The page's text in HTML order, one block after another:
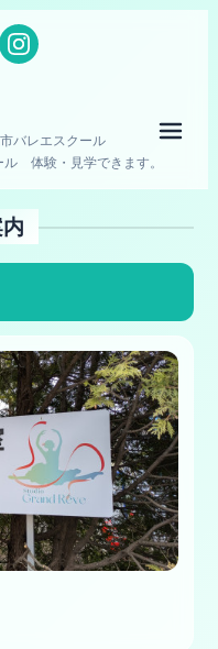
バレエスクール
体験・見学できます。